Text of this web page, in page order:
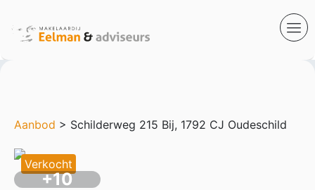
Aanbod > Schilderweg 215 Bij, 1792 CJ Oudeschild
Verkocht
+10